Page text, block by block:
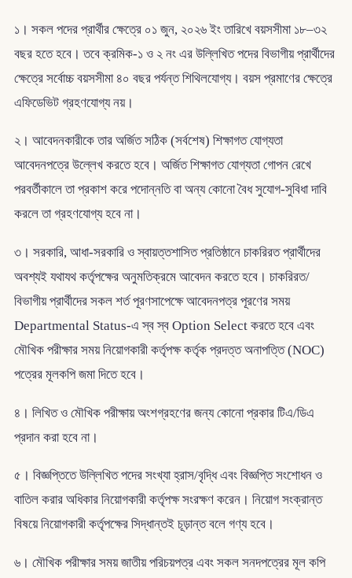
১। সকল পদের প্রার্থীর ক্ষেত্রে ০১ জুন, ২০২৬ ইং তারিখে বয়সসীমা ১৮–৩২
বছর হতে হবে। তবে ক্রমিক-১ ও ২ নং এর উল্লিখিত পদের বিভাগীয় প্রার্থীদের
ক্ষেত্রে সর্বোচ্চ বয়সসীমা ৪০ বছর পর্যন্ত শিথিলযোগ্য। বয়স প্রমাণের ক্ষেত্রে
এফিডেভিট গ্রহণযোগ্য নয়।
২। আবেদনকারীকে তার অর্জিত সঠিক (সর্বশেষ) শিক্ষাগত যোগ্যতা
আবেদনপত্রে উল্লেখ করতে হবে। অর্জিত শিক্ষাগত যোগ্যতা গোপন রেখে
পরবর্তীকালে তা প্রকাশ করে পদোন্নতি বা অন্য কোনো বৈধ সুযোগ-সুবিধা দাবি
করলে তা গ্রহণযোগ্য হবে না।
৩। সরকারি, আধা-সরকারি ও স্বায়ত্তশাসিত প্রতিষ্ঠানে চাকরিরত প্রার্থীদের
অবশ্যই যথাযথ কর্তৃপক্ষের অনুমতিক্রমে আবেদন করতে হবে। চাকরিরত/
বিভাগীয় প্রার্থীদের সকল শর্ত পূরণসাপেক্ষে আবেদনপত্র পূরণের সময়
Departmental Status-এ স্ব স্ব Option Select করতে হবে এবং
মৌখিক পরীক্ষার সময় নিয়োগকারী কর্তৃপক্ষ কর্তৃক প্রদত্ত অনাপত্তি (NOC)
পত্রের মূলকপি জমা দিতে হবে।
৪। লিখিত ও মৌখিক পরীক্ষায় অংশগ্রহণের জন্য কোনো প্রকার টিএ/ডিএ
প্রদান করা হবে না।
৫। বিজ্ঞপ্তিতে উল্লিখিত পদের সংখ্যা হ্রাস/বৃদ্ধি এবং বিজ্ঞপ্তি সংশোধন ও
বাতিল করার অধিকার নিয়োগকারী কর্তৃপক্ষ সংরক্ষণ করেন। নিয়োগ সংক্রান্ত
বিষয়ে নিয়োগকারী কর্তৃপক্ষের সিদ্ধান্তই চূড়ান্ত বলে গণ্য হবে।
৬। মৌখিক পরীক্ষার সময় জাতীয় পরিচয়পত্র এবং সকল সনদপত্রের মূল কপি